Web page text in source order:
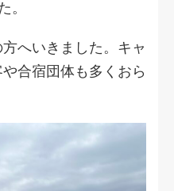
。
へいきました。キャ
合宿団体も多くおら